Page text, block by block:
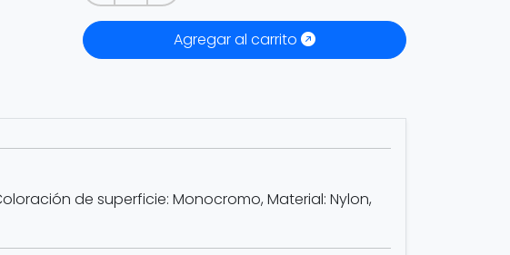
Agregar al carrito
de superficie: Monocromo, Material: Nylon,